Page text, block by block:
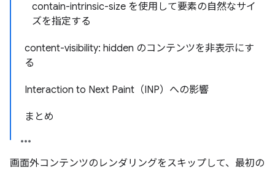
contain-intrinsic-size を使用して要素の自然なサイ
ズを指定する
content-visibility: hidden のコンテンツを非表示にす
る
Interaction to Next Paint（INP）への影響
まとめ
画面外コンテンツのレンダリングをスキップして、最初の